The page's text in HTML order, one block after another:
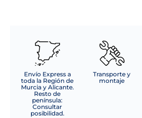
Envío Express a
toda la Región de
Murcia y Alicante.
Resto de
península:
Consultar
posibilidad.
Transporte y
montaje